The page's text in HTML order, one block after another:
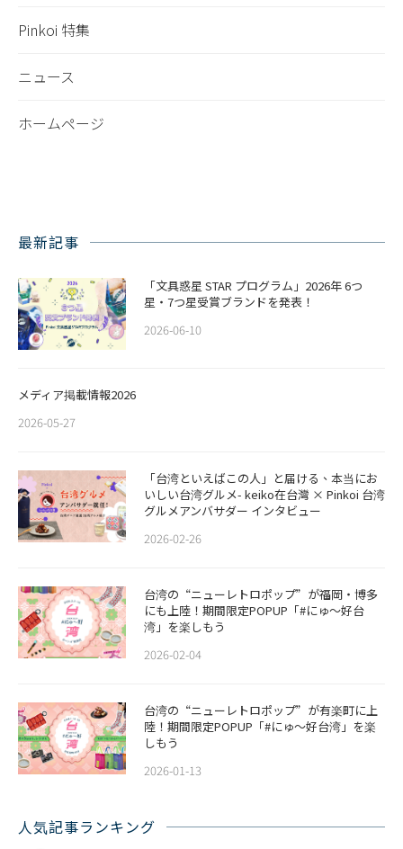
Pinkoi 特集
ニュース
ホームページ
最新記事
「文具惑星 STAR プログラム」2026年 6つ
星・7つ星受賞ブランドを発表！
2026-06-10
メディア掲載情報2026
2026-05-27
「台湾といえばこの人」と届ける、本当にお
いしい台湾グルメ- keiko在台灣 × Pinkoi 台湾
グルメアンバサダー インタビュー
2026-02-26
​​台湾の“ニューレトロポップ”が福岡・博多
にも上陸！期間限定POPUP「#にゅ〜好台
湾」を楽しもう
2026-02-04
台湾の“ニューレトロポップ”が有楽町に上
陸！期間限定POPUP「#にゅ〜好台湾」を楽
しもう
2026-01-13
人気記事ランキング